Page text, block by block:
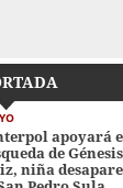
apoyará
de Génesis
niña